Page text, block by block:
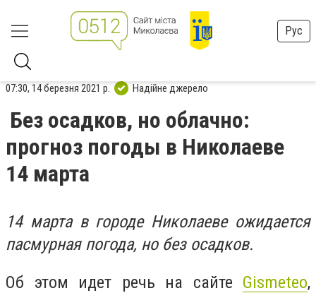
Рус
07:30, 14 березня 2021 р. Надійне джерело
Без осадков, но облачно:
прогноз погоды в Николаеве
14 марта
14 марта в городе Николаеве ожидается
пасмурная погода, но без осадков.
Об этом идет речь на сайте Gismeteo,